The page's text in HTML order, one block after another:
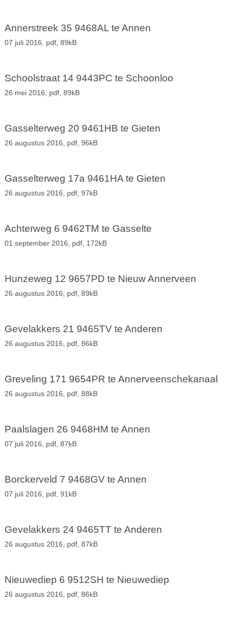
Annerstreek 35 9468AL te Annen
07 juli 2016, pdf, 89kB
Schoolstraat 14 9443PC te Schoonloo
26 mei 2016, pdf, 89kB
Gasselterweg 20 9461HB te Gieten
26 augustus 2016, pdf, 96kB
Gasselterweg 17a 9461HA te Gieten
26 augustus 2016, pdf, 97kB
Achterweg 6 9462TM te Gasselte
01 september 2016, pdf, 172kB
Hunzeweg 12 9657PD te Nieuw Annerveen
26 augustus 2016, pdf, 89kB
Gevelakkers 21 9465TV te Anderen
26 augustus 2016, pdf, 86kB
Greveling 171 9654PR te Annerveenschekanaal
26 augustus 2016, pdf, 88kB
Paalslagen 26 9468HM te Annen
07 juli 2016, pdf, 87kB
Borckerveld 7 9468GV te Annen
07 juli 2016, pdf, 91kB
Gevelakkers 24 9465TT te Anderen
26 augustus 2016, pdf, 87kB
Nieuwediep 6 9512SH te Nieuwediep
26 augustus 2016, pdf, 86kB